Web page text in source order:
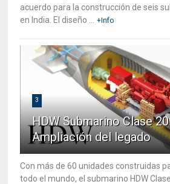
acuerdo para la construcción de seis
en India. El diseño ...
+Info
3
HDW Submarino Clase
Ampliación del legado
Con más de 60 unidades construidas
todo el mundo, el submarino HDW